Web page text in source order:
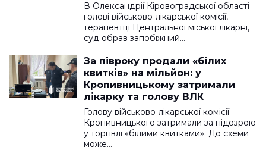
В Олександрії Кіровоградської області
голові військово-лікарської комісії,
терапевтці Центральної міської лікарні,
суд обрав запобіжний…
За півроку продали «білих
квитків» на мільйон: у
Кропивницькому затримали
лікарку та голову ВЛК
Голову військово-лікарської комісії
Кропивницького затримали за підозрою
у торгівлі «білими квитками». До схеми
може…